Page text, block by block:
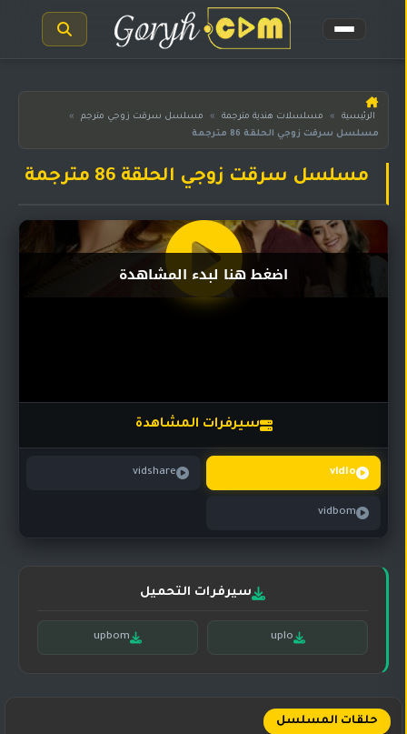
الرئيسية
مسلسلات
المترجمة
هندية
مدبلجة
مسلسلات
مسلسلات
تركي
مسلسلات
الرئيسية » مسلسلات هندية مترجمة » مسلسل سرقت زوجي مترجم
»
مسلسل سرقت زوجي الحلقة 86 مترجمة
مسلسل سرقت زوجي الحلقة 86 مترجمة
سيرفرات المشاهدة
vidlo
vidshare
vidbom
اضغط هنا لبدء المشاهدة
سيرفرات التحميل
uplo
upbom
حلقات المسلسل